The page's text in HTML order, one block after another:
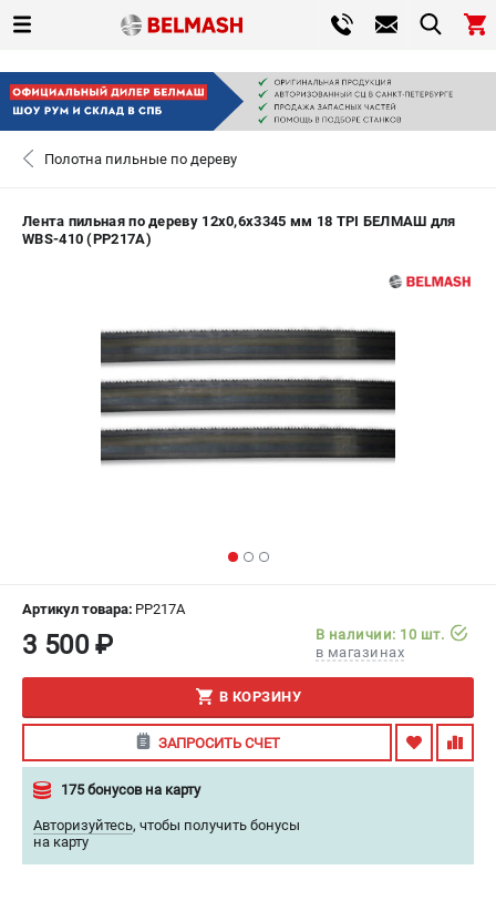
СЕРВИС
СРАВНЕНИЕ ( 0 )
АКЦИИ
ЗАКАЗАТЬ ЗАПЧАСТЬ
САНКТ-ПЕТЕРБУРГ
0
Сервисный центр
Правила обмена и возврата
ИНФОРМАЦИЯ
Полотна пильные по дереву
Лента пильная по дереву 12х0,6х3345 мм 18 TPI БЕЛМАШ для
WBS-410 (PP217A)
Артикул товара: PP217A
3 500 ₽
В наличии: 10 шт.
в магазинах
В КОРЗИНУ
ЗАПРОСИТЬ СЧЕТ
175 бонусов на карту
Авторизуйтесь, чтобы получить бонусы
на карту